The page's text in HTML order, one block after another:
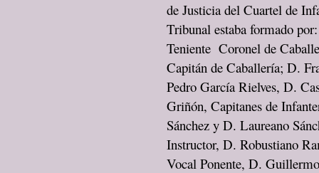
de Justicia del Cuartel de
Tribunal estaba formado
Teniente Coronel de
Capitán de Caballería; D.
Pedro García Rielves, D.
Griñón, Capitanes de
Sánchez y D. Laureano
Instructor, D. Robustiano
Vocal Ponente, D.